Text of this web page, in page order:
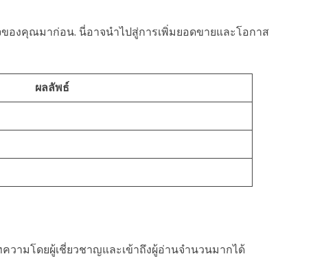
งคุณมาก่อน. นี่อาจนำไปสู่การเพิ่มยอดขายและโอกาส
ผลลัพธ์
ามโดยผู้เชี่ยวชาญและเข้าถึงผู้อ่านจำนวนมากได้